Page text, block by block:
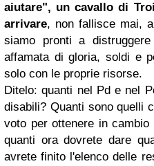
aiutare", un cavallo di
arrivare, non fallisce mai,
siamo pronti a
affamata di gloria, soldi e
solo con le proprie risorse.
Ditelo: quanti nel Pd e nel
disabili? Quanti sono quelli
voto per ottenere in
quanti ora dovrete dare
avrete finito l'elenco delle